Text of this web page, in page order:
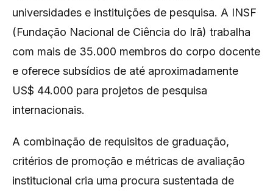
universidades e instituições de pesquisa. A INSF
(Fundação Nacional de Ciência do Irã) trabalha
com mais de 35.000 membros do corpo docente
e oferece subsídios de até aproximadamente
US$ 44.000 para projetos de pesquisa
internacionais.
A combinação de requisitos de graduação,
critérios de promoção e métricas de avaliação
institucional cria uma procura sustentada de